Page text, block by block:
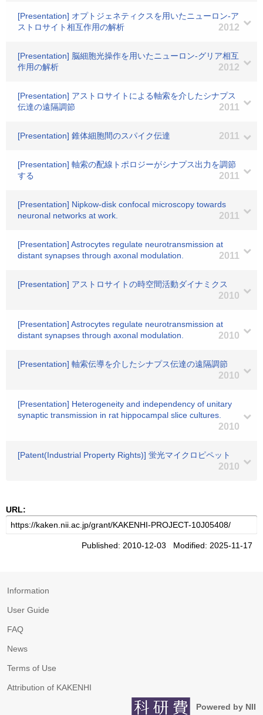
[Presentation] オプトジェネティクスを用いたニューロン-ア
ストロサイト相互作用の解析
2012
[Presentation] 脳細胞光操作を用いたニューロン-グリア相互
作用の解析
2012
[Presentation] アストロサイトによる軸索を介したシナプス
伝達の遠隔調節
2011
[Presentation] 錐体細胞間のスパイク伝達 2011
[Presentation] 軸索の配線トポロジーがシナプス出力を調節
する
2011
[Presentation] Nipkow-disk confocal microscopy towards
neuronal networks at work.
2011
[Presentation] Astrocytes regulate neurotransmission at
distant synapses through axonal modulation.
2011
[Presentation] アストロサイトの時空間活動ダイナミクス
2010
[Presentation] Astrocytes regulate neurotransmission at
distant synapses through axonal modulation.
2010
[Presentation] 軸索伝導を介したシナプス伝達の遠隔調節
2010
[Presentation] Heterogeneity and independency of unitary
synaptic transmission in rat hippocampal slice cultures.
2010
[Patent(Industrial Property Rights)] 蛍光マイクロピペット
2010
URL:
Published: 2010-12-03 Modified: 2025-11-17
Information
User Guide
FAQ
News
Terms of Use
Attribution of KAKENHI
Powered by NII